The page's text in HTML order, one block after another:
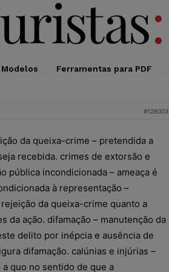
Modelos Ferramentas para PDF
#126003
da queixa-crime – pretendida a
recebida. crimes de extorsão e
pública incondicionada – ameaça é
à representação –
da queixa-crime quanto a
da ação. difamação – manutenção da
delito por inépcia e ausência de
difamação. calúnias e injúrias –
quo no sentido de que a